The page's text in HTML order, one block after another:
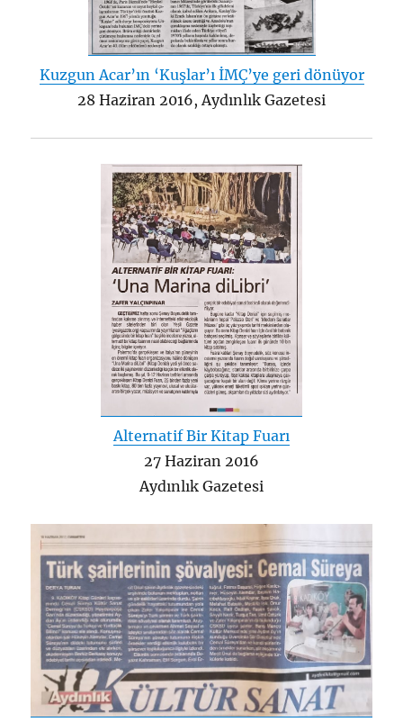
Kuzgun Acar’ın ‘Kuşlar’ı İMÇ’ye geri dönüyor
28 Haziran 2016, Aydınlık Gazetesi
Alternatif Bir Kitap Fuarı
27 Haziran 2016
Aydınlık Gazetesi